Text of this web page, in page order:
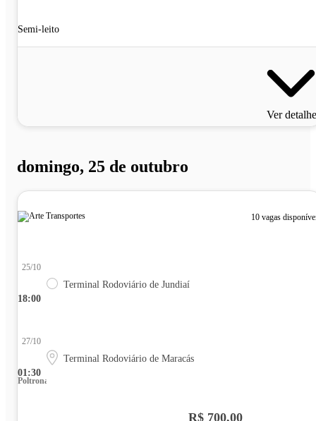
Semi-leito
Ver
domingo, 25 de outubro
10 vagas
18:00
25/10
Terminal Rodoviário de Jundiaí
01:30
27/10
Terminal Rodoviário de Maracás
Poltrona
R$ 700,00